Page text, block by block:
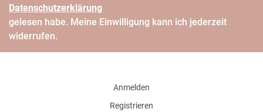
Daten­schutz­erklärung
gelesen habe. Meine Einwilligung kann ich jederzeit
widerrufen.
Anmelden
Registrieren